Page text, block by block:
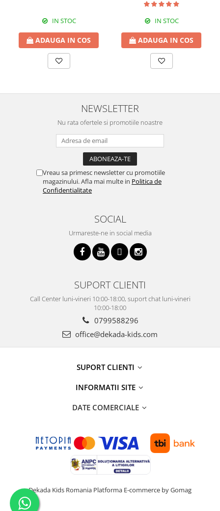
IN STOC
ADAUGA IN COS
IN STOC
ADAUGA IN COS
NEWSLETTER
Nu rata ofertele si promotiile noastre
Vreau sa primesc newsletter cu promotiile
magazinului. Afla mai multe in Politica de
Confidentialitate
SOCIAL
Urmareste-ne in social media
SUPORT CLIENTI
Call Center luni-vineri 10:00-18:00, suport chat luni-vineri
10:00-18:00
0799588296
office@dekada-kids.com
SUPORT CLIENTI
INFORMATII SITE
DATE COMERCIALE
Dekada Kids Romania Platforma E-commerce by Gomag